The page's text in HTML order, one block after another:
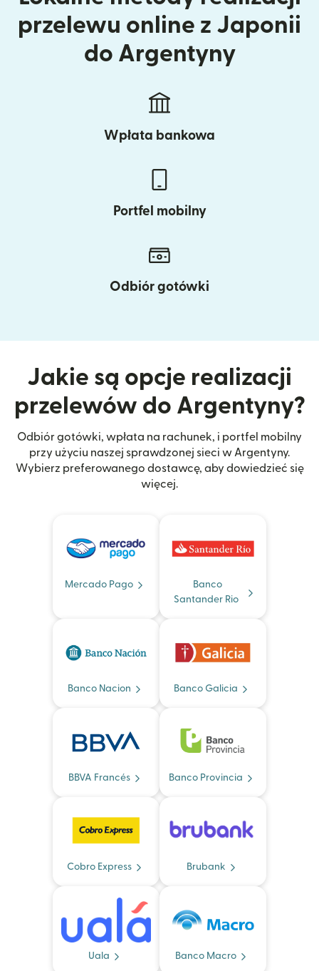
przelewu online z Japonii
do Argentyny
Wpłata bankowa
Portfel mobilny
Odbiór gotówki
Jakie są opcje realizacji
przelewów do Argentyny?
Odbiór gotówki, wpłata na rachunek, i portfel mobilny
przy użyciu naszej sprawdzonej sieci w Argentyny.
Wybierz preferowanego dostawcę, aby dowiedzieć się
więcej.
Mercado Pago
Banco
Santander Rio
Banco Nacion Banco Galicia
BBVA Francés Banco Provincia
Cobro Express Brubank
Uala Banco Macro